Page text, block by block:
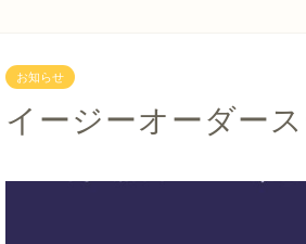
お知らせ
イージーオーダー